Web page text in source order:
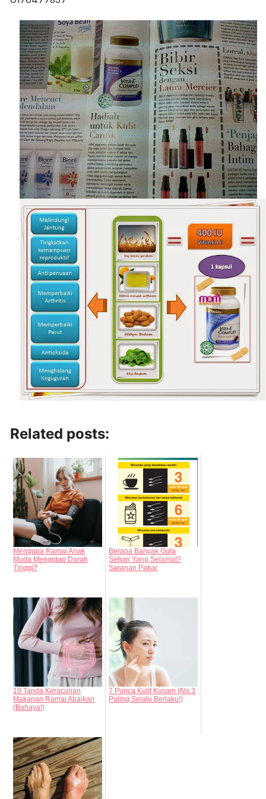
Related posts:
Mengapa Ramai Anak
Muda Mengidap Darah
Tinggi?
Berapa Banyak Gula
Sehari Yang Selamat?
Saranan Pakar
10 Tanda Keracunan
Makanan Ramai Abaikan
(Bahaya!)
7 Punca Kulit Kusam (No.3
Paling Selalu Berlaku!)